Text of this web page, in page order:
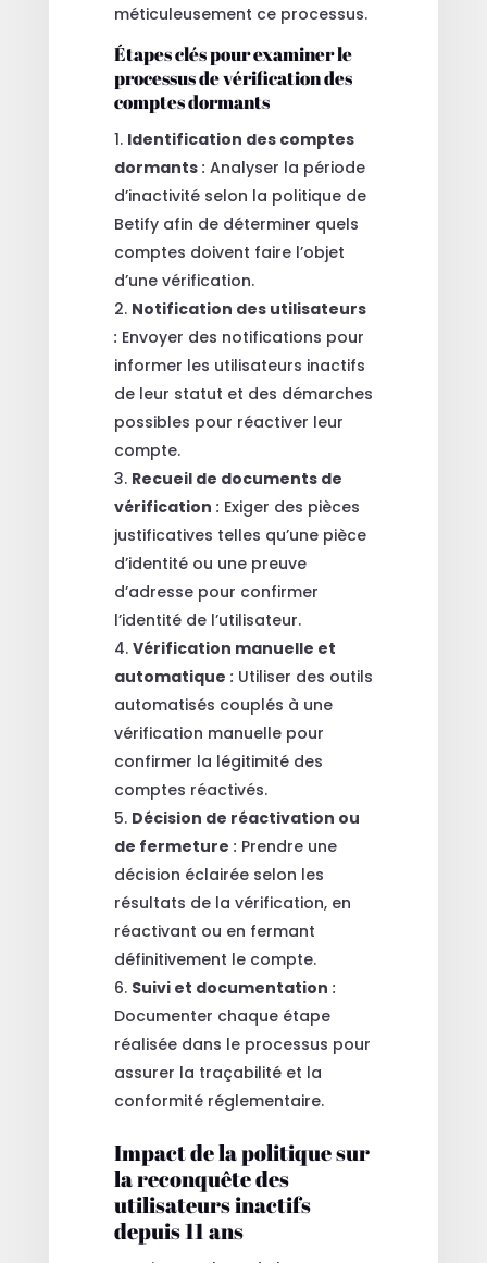
méticuleusement ce processus.
Étapes clés pour examiner le
processus de vérification des
comptes dormants
Identification des comptes
dormants : Analyser la période
d’inactivité selon la politique de
Betify afin de déterminer quels
comptes doivent faire l’objet
d’une vérification.
Notification des utilisateurs
: Envoyer des notifications pour
informer les utilisateurs inactifs
de leur statut et des démarches
possibles pour réactiver leur
compte.
Recueil de documents de
vérification : Exiger des pièces
justificatives telles qu’une pièce
d’identité ou une preuve
d’adresse pour confirmer
l’identité de l’utilisateur.
Vérification manuelle et
automatique : Utiliser des outils
automatisés couplés à une
vérification manuelle pour
confirmer la légitimité des
comptes réactivés.
Décision de réactivation ou
de fermeture : Prendre une
décision éclairée selon les
résultats de la vérification, en
réactivant ou en fermant
définitivement le compte.
Suivi et documentation :
Documenter chaque étape
réalisée dans le processus pour
assurer la traçabilité et la
conformité réglementaire.
Impact de la politique sur
la reconquête des
utilisateurs inactifs
depuis 11 ans